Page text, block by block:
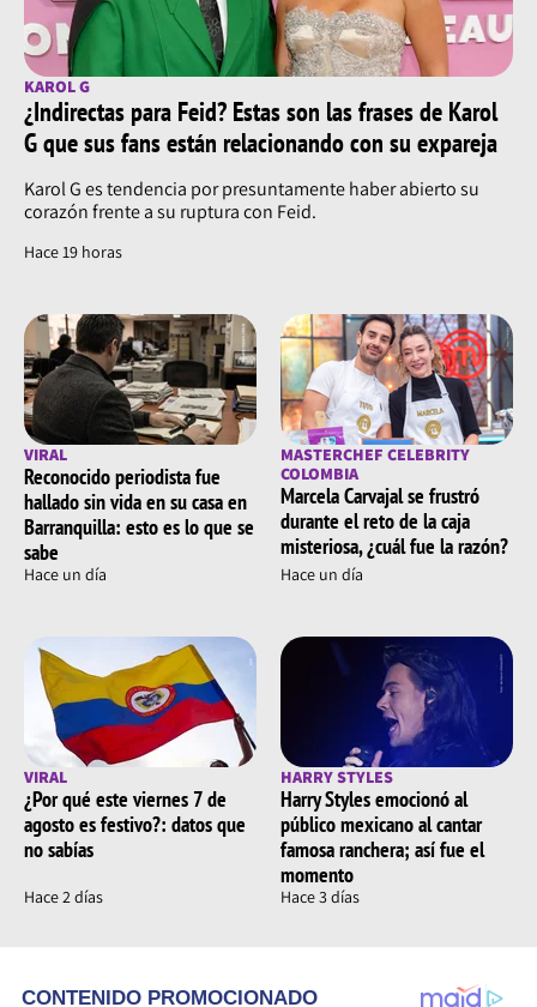
KAROL G
¿Indirectas para Feid? Estas son las frases de Karol
G que sus fans están relacionando con su expareja
Karol G es tendencia por presuntamente haber abierto su
corazón frente a su ruptura con Feid.
Hace 19 horas
VIRAL
Reconocido periodista fue
hallado sin vida en su casa en
Barranquilla: esto es lo que se
sabe
Hace un día
MASTERCHEF CELEBRITY
COLOMBIA
Marcela Carvajal se frustró
durante el reto de la caja
misteriosa, ¿cuál fue la razón?
Hace un día
VIRAL
¿Por qué este viernes 7 de
agosto es festivo?: datos que
no sabías
Hace 2 días
HARRY STYLES
Harry Styles emocionó al
público mexicano al cantar
famosa ranchera; así fue el
momento
Hace 3 días